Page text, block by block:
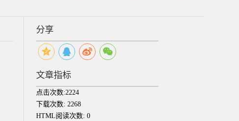
分享
文章指标
点击次数:2224
下载次数: 2268
HTML阅读次数: 0